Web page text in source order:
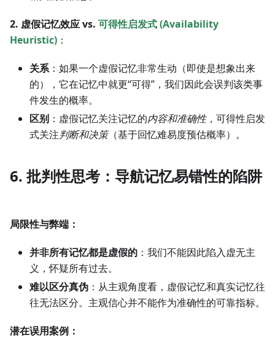
2. 虚假记忆效应 vs. 可得性启发式 (Availability
Heuristic) ：
关系：如果一个虚假记忆非常生动（即使是想象出来
的），它在记忆中就更“可得”，我们因此会误判该类事
件发生的概率。
区别 ：虚假记忆关注记忆的内容和准确性，可得性启发
式关注判断和决策（基于回忆难易度预估概率）。
6. 批判性思考：导航记忆易错性的陷阱
局限性与弊端：
并非所有记忆都是虚假的 ：我们不能因此陷入虚无主
义，怀疑所有过去。
难以区分真伪 ：从主观角度看，虚假记忆和真实记忆往
往无法区分。主观信心并不能作为准确性的可靠指标。
潜在误用案例：